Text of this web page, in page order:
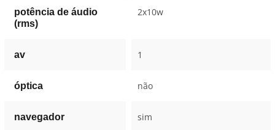
potência de áudio
(rms)
2x10w
av 1
óptica não
navegador sim